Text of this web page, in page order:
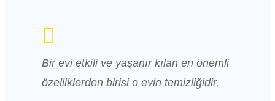
Bir evi etkili ve yaşanır kılan en önemli
özelliklerden birisi o evin temizliğidir.